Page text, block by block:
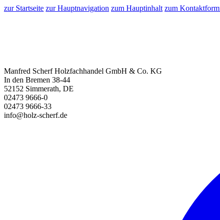
zur Startseite zur Hauptnavigation zum Hauptinhalt zum
Manfred Scherf Holzfachhandel GmbH & Co. KG
In den Bremen 38-44
52152 Simmerath, DE
02473 9666-0
02473 9666-33
info@holz-scherf.de